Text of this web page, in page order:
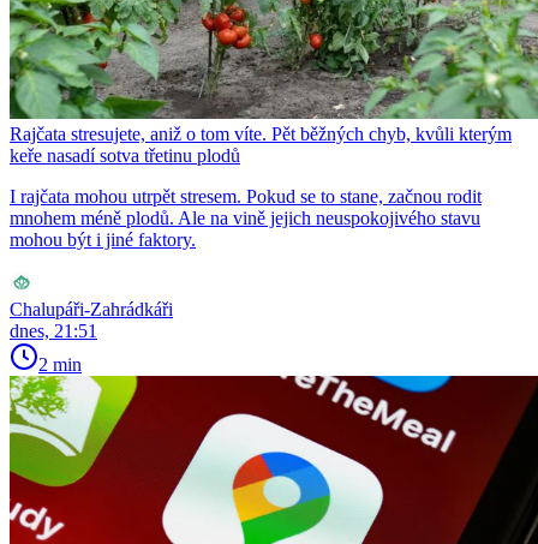
Rajčata stresujete, aniž o tom víte. Pět běžných chyb, kvůli kterým
keře nasadí sotva třetinu plodů
I rajčata mohou utrpět stresem. Pokud se to stane, začnou rodit
mnohem méně plodů. Ale na vině jejich neuspokojivého stavu
mohou být i jiné faktory.
Chalupáři-Zahrádkáři
dnes, 21:51
2 min